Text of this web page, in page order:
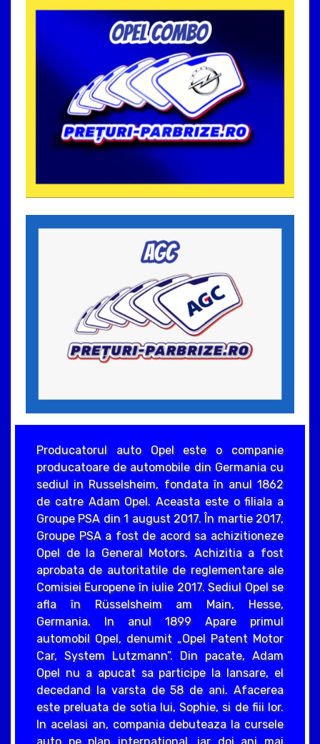
Producatorul auto Opel este o companie
producatoare de automobile din Germania cu
sediul in Russelsheim, fondata în anul 1862
de catre Adam Opel. Aceasta este o filiala a
Groupe PSA din 1 august 2017. În martie 2017,
Groupe PSA a fost de acord sa achizitioneze
Opel de la General Motors. Achizitia a fost
aprobata de autoritatile de reglementare ale
Comisiei Europene în iulie 2017. Sediul Opel se
afla în Rüsselsheim am Main, Hesse,
Germania. In anul 1899 Apare primul
automobil Opel, denumit „Opel Patent Motor
Car, System Lutzmann”. Din pacate, Adam
Opel nu a apucat sa participe la lansare, el
decedand la varsta de 58 de ani. Afacerea
este preluata de sotia lui, Sophie, si de fiii lor.
In acelasi an, compania debuteaza la cursele